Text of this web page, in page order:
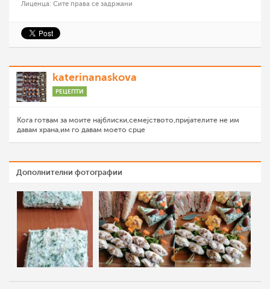
Лиценца: Сите права се задржани
katerinanaskova
РЕЦЕПТИ
Кога готвам за моите најблиски,семејството,пријателите не им
давам храна,им го давам моето срце
Дополнителни фотографии